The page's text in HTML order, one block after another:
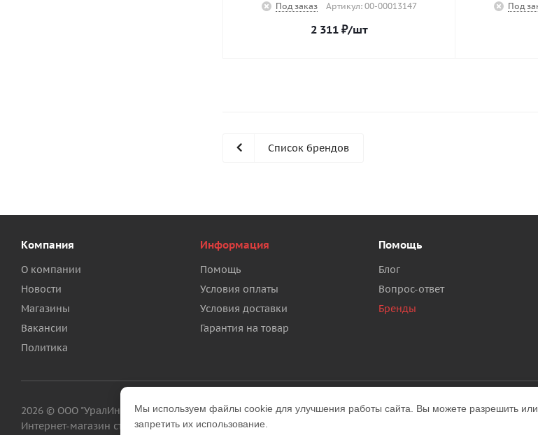
Под заказ Артикул: 00-00013147
2 311 ₽/шт
Под
Список брендов
Компания
О компании
Новости
Магазины
Вакансии
Политика
Информация
Помощь
Условия оплаты
Условия доставки
Гарантия на товар
Помощь
Блог
Вопрос-ответ
Бренды
2026 © ООО "УралИнтерьер"
Интернет-магазин строительных и отделочных материалов
Мы используем файлы cookie для улучшения работы сайта. Вы можете разрешить или
запретить их использование.